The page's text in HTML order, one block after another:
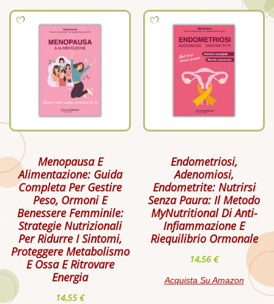
Menopausa E
Alimentazione: Guida
Completa Per Gestire
Peso, Ormoni E
Benessere Femminile:
Strategie Nutrizionali
Per Ridurre I Sintomi,
Proteggere Metabolismo
E Ossa E Ritrovare
Energia
14,55 €
Endometriosi,
Adenomiosi,
Endometrite: Nutrirsi
Senza Paura: Il Metodo
MyNutritional Di Anti-
Infiammazione E
Riequilibrio Ormonale
14,56 €
Acquista Su Amazon